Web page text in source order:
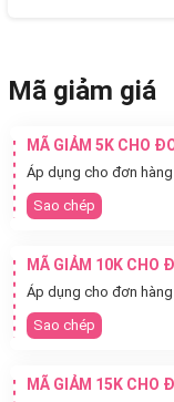
Mã giảm giá
MÃ GIẢM 5K CHO
Áp dụng cho đơn
Sao chép
MÃ GIẢM 10K CHO
Áp dụng cho đơn
Sao chép
MÃ GIẢM 15K CHO